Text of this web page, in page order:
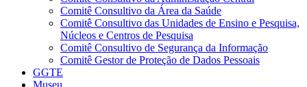
Comitê Consultivo da Área da Saúde
Comitê Consultivo das Unidades de Ensino e Pesquisa,
Núcleos e Centros de Pesquisa
Comitê Consultivo de Segurança da Informação
Comitê Gestor de Proteção de Dados Pessoais
GGTE
Museu